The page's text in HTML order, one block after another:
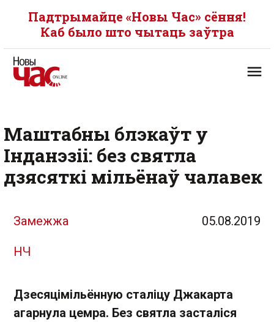
Падтрымайце «Новы Час» сёння!
Каб было што чытаць заўтра
Маштабны блэкаўт у
Інданэзіі: без святла
дзясяткі мільёнаў чалавек
Замежжа 05.08.2019
НЧ
Дзесяцімільённую сталіцу Джакарта
агарнула цемра. Без святла засталіся